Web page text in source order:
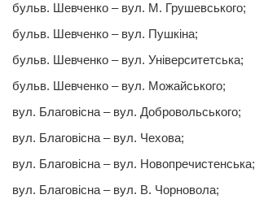
бульв. Шевченко – вул. М. Грушевського;
бульв. Шевченко – вул. Пушкіна;
бульв. Шевченко – вул. Унiверситетська;
бульв. Шевченко – вул. Можайського;
вул. Благовiсна – вул. Добровольського;
вул. Благовiсна – вул. Чехова;
вул. Благовiсна – вул. Новопречистенська;
вул. Благовiсна – вул. В. Чорновола;